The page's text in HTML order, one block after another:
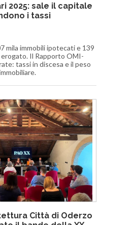
2025: sale il capitale
i tassi
mila immobili ipotecati e 139
Il Rapporto OMI-
tassi in discesa e il peso
Città di Oderzo